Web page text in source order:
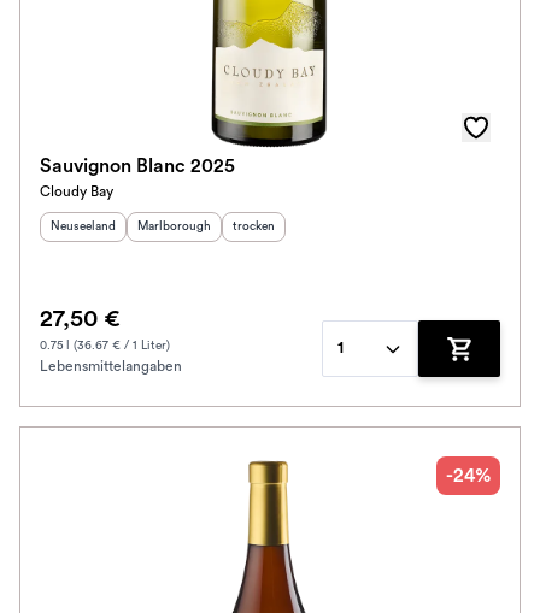
Sauvignon Blanc 2025
Cloudy Bay
Herkunftsland
Neuseeland Herkunftsregion
Marlborough Geschmack
trocken
27,50 €
0.75 l (36.67 € / 1 Liter)
Lebensmittelangaben
1
Zum
-24%